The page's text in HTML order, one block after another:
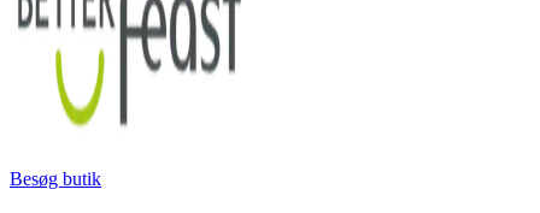
Besøg butik